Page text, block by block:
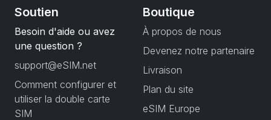
Soutien
Besoin d'aide ou avez
une question ?
support@eSIM.net
Comment configurer et
utiliser la double carte
SIM
Boutique
À propos de nous
Devenez notre partenaire
Livraison
Plan du site
eSIM Europe